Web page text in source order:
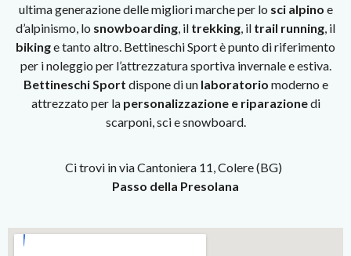
ultima generazione delle migliori marche per lo sci alpino e
d’alpinismo, lo snowboarding , il trekking , il trail running , il
bikinge tanto altro. Bettineschi Sport è punto di riferimento
per i noleggio per l’attrezzatura sportiva invernale e estiva.
Bettineschi Sport dispone di un laboratorio moderno e
attrezzato per la personalizzazione e riparazionedi
scarponi, sci e snowboard.
Ci trovi in via Cantoniera 11, Colere (BG)
Passo della Presolana